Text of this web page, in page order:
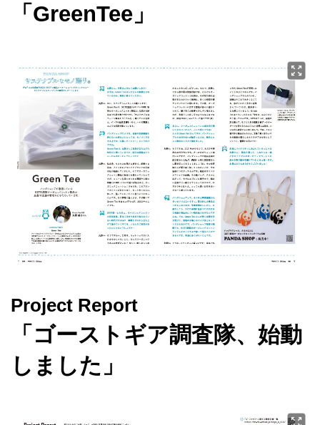
「GreenTee」​
Project Report
「ゴーストギア調査隊、始動
しました」​